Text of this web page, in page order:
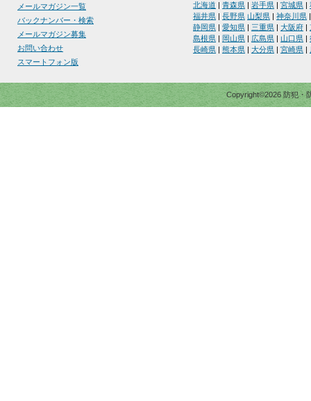
メールマガジン一覧
バックナンバー・検索
メールマガジン募集
お問い合わせ
スマートフォン版
北海道 青森県 岩手県 宮城県
福井県
長野県 山梨県 神奈川県
静岡県
愛知県 三重県 大阪府
島根県
岡山県 広島県 山口県
長崎県
熊本県 大分県 宮崎県
Copyright©2026 防犯・